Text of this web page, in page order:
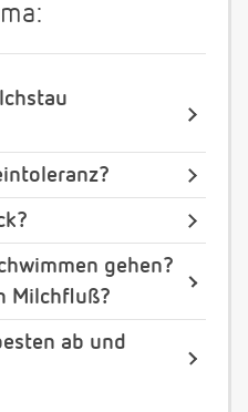
gehen?
Milchfluß?
ab und